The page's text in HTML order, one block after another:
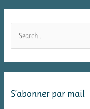
rS’abonner par mail